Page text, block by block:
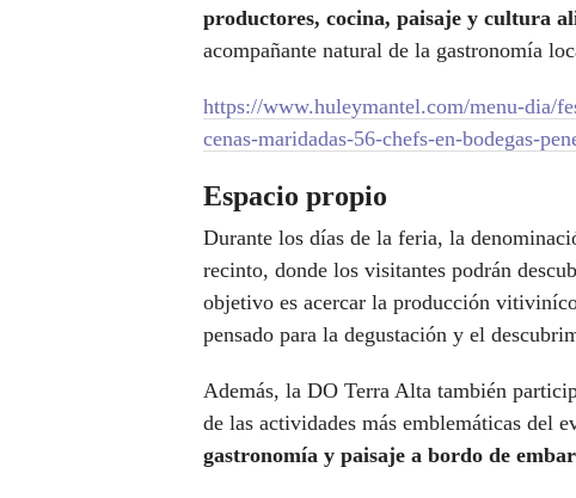
productores, cocina, paisaje y cultura
acompañante natural de la gastronomía
https://www.huleymantel.com/menu-dia/
cenas-maridadas-56-chefs-en-bodegas-
Espacio propio
Durante los días de la feria, la
recinto, donde los visitantes podrán
objetivo es acercar la producción
pensado para la degustación y el
Además, la DO Terra Alta también
de las actividades más emblemáticas del
gastronomía y paisaje a bordo de